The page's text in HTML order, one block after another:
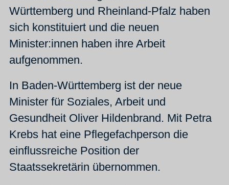
Württemberg und Rheinland-Pfalz haben
sich konstituiert und die neuen
Minister:innen haben ihre Arbeit
aufgenommen.
In Baden-Württemberg ist der neue
Minister für Soziales, Arbeit und
Gesundheit Oliver Hildenbrand. Mit Petra
Krebs hat eine Pflegefachperson die
einflussreiche Position der
Staatssekretärin übernommen.